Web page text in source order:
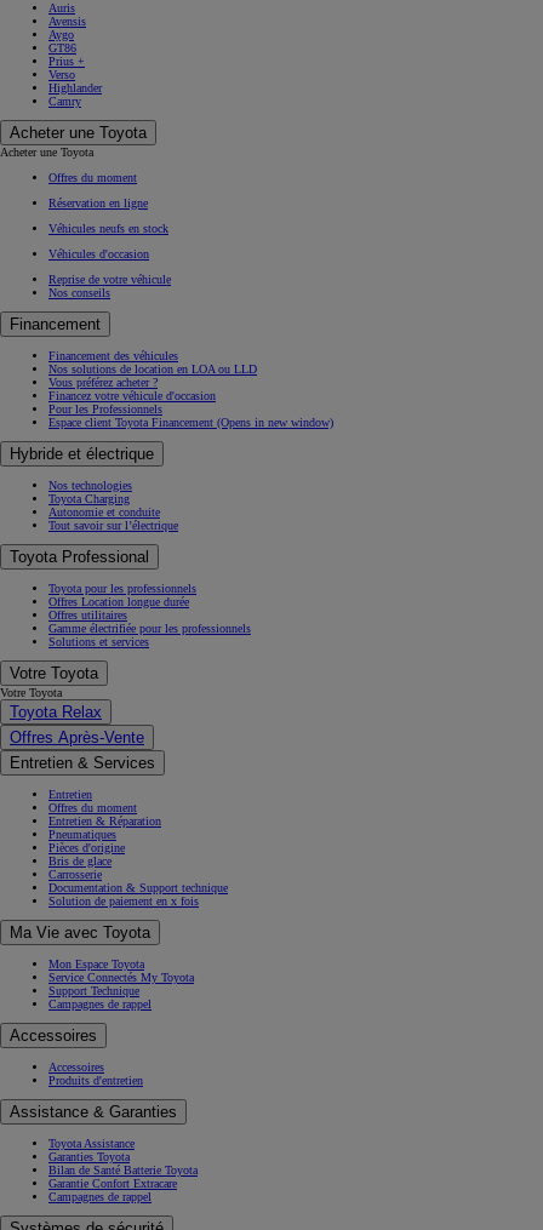
Auris
Avensis
Aygo
GT86
Prius +
Verso
Highlander
Camry
Acheter une Toyota
Acheter une Toyota
Offres du moment
Réservation en ligne
Véhicules neufs en stock
Véhicules d'occasion
Reprise de votre véhicule
Nos conseils
Financement
Financement des véhicules
Nos solutions de location en LOA ou LLD
Vous préférez acheter ?
Financez votre véhicule d'occasion
Pour les Professionnels
Espace client Toyota Financement (Opens in new window)
Hybride et électrique
Nos technologies
Toyota Charging
Autonomie et conduite
Tout savoir sur l’électrique
Toyota Professional
Toyota pour les professionnels
Offres Location longue durée
Offres utilitaires
Gamme électrifiée pour les professionnels
Solutions et services
Votre Toyota
Votre Toyota
Toyota Relax
Offres Après-Vente
Entretien & Services
Entretien
Offres du moment
Entretien & Réparation
Pneumatiques
Pièces d'origine
Bris de glace
Carrosserie
Documentation & Support technique
Solution de paiement en x fois
Ma Vie avec Toyota
Mon Espace Toyota
Service Connectés My Toyota
Support Technique
Campagnes de rappel
Accessoires
Accessoires
Produits d'entretien
Assistance & Garanties
Toyota Assistance
Garanties Toyota
Bilan de Santé Batterie Toyota
Garantie Confort Extracare
Campagnes de rappel